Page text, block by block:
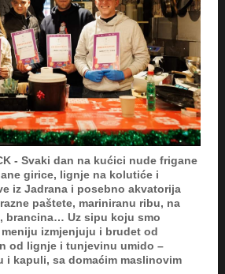
- Svaki dan na kućici nude frigane
girice, lignje na kolutiće i
iz Jadrana i posebno akvatorija
paštete, mariniranu ribu, na
brancina… Uz sipu koju smo
izmjenjuju i brudet od
od lignje i tunjevinu umido –
i kapuli, sa domaćim maslinovim